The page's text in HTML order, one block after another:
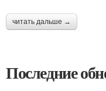
читать дальше →
Последние